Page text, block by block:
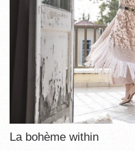
La bohème within